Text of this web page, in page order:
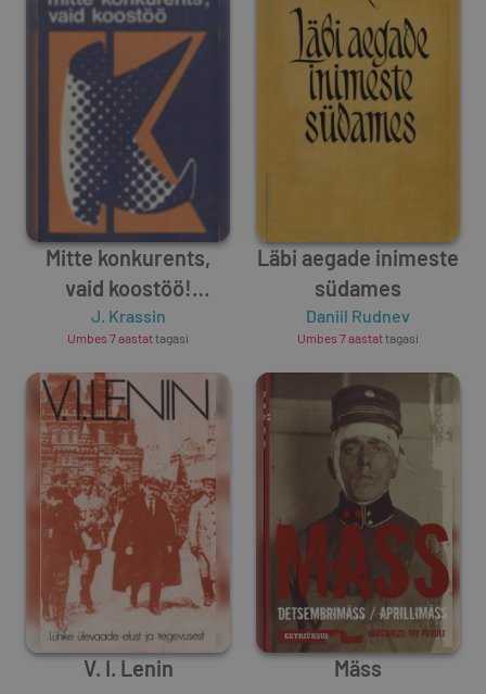
Mitte konkurents,
vaid koostöö!
Kommunistid ja uus
sotsiaalliikumistes
J. Krassin
Umbes 7 aastattagasi
Läbi aegade inimeste
südames
Daniil Rudnev
Umbes 7 aastattagasi
V. I. Lenin Mäss